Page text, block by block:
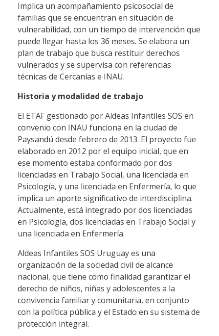
Implica un acompañamiento psicosocial de
familias que se encuentran en situación de
vulnerabilidad, con un tiempo de intervención que
puede llegar hasta los 36 meses. Se elabora un
plan de trabajo que busca restituir derechos
vulnerados y se supervisa con referencias
técnicas de Cercanías e INAU.
Historia y modalidad de trabajo
El ETAF gestionado por Aldeas Infantiles SOS en
convenio con INAU funciona en la ciudad de
Paysandú desde febrero de 2013. El proyecto fue
elaborado en 2012 por el equipo inicial, que en
ese momento estaba conformado por dos
licenciadas en Trabajo Social, una licenciada en
Psicología, y una licenciada en Enfermería, lo que
implica un aporte significativo de interdisciplina.
Actualmente, está integrado por dos licenciadas
en Psicología, dos licenciadas en Trabajo Social y
una licenciada en Enfermería.
Aldeas Infantiles SOS Uruguay es una
organización de la sociedad civil de alcance
nacional, que tiene como finalidad garantizar el
derecho de niños, niñas y adolescentes a la
convivencia familiar y comunitaria, en conjunto
con la política pública y el Estado en su sistema de
protección integral.